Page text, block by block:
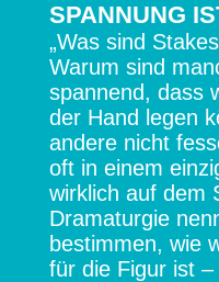
SPANNUNG
„Was sind
Warum sind
spannend, dass
der Hand legen
andere nicht
oft in einem
wirklich auf dem
Dramaturgie
bestimmen, wie
für die Figur ist –